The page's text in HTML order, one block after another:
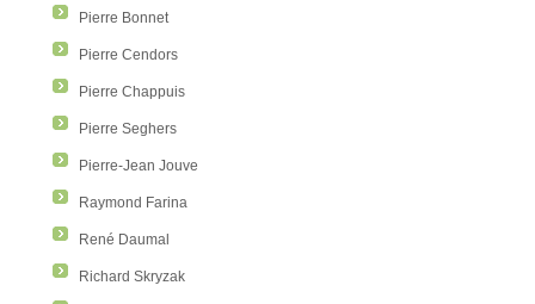
Pierre Bonnet
Pierre Cendors
Pierre Chappuis
Pierre Seghers
Pierre-Jean Jouve
Raymond Farina
René Daumal
Richard Skryzak